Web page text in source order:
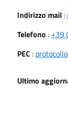
Indirizzo mail :
Telefono : +39
PEC :
Ultimo